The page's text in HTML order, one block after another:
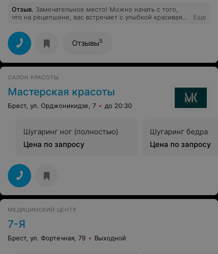
Отзыв. Замечательное место! Можно начать с того,
что на рецепшене, вас встречает с улыбкой красивая
приходит. Массажисты в первую очередь
квалифицированные, добрые и приятные в общении.
Но больше всего мне хочется выделить самого
главного человека и прекрасную девушку Анну) под её
чутким руководством это место и обладает всеми
комплимент салону Голден Лайн, делаешь комплимент
Анне) стоит лишь раз прийти и душой и сердцем
остаёшься там, хочется приходить снова и снова!
Спасибо Анна за Ваши старания и всё то, что Вы
делаете для других!
Еще
Отзывы5
САЛОН КРАСОТЫ
Мастерская красоты
Брест, ул. Орджоникидзе, 7 до 20:30
Шугаринг ног (полностью)
Цена по запросу
Шугаринг бедра
Цена по запросу
МЕДИЦИНСКИЙ ЦЕНТР
7-Я
Брест, ул. Фортечная, 79 Выходной